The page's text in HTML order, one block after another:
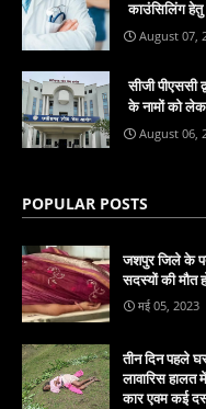
काउंसिलिंग
August 07,
सीजी पीएससी
के नामों को
August 06,
POPULAR POSTS
जशपुर जिले के
सदस्यों की मौत
मई 05, 2023
तीन दिन पहले
लावारिस हालत
कार एवम कई